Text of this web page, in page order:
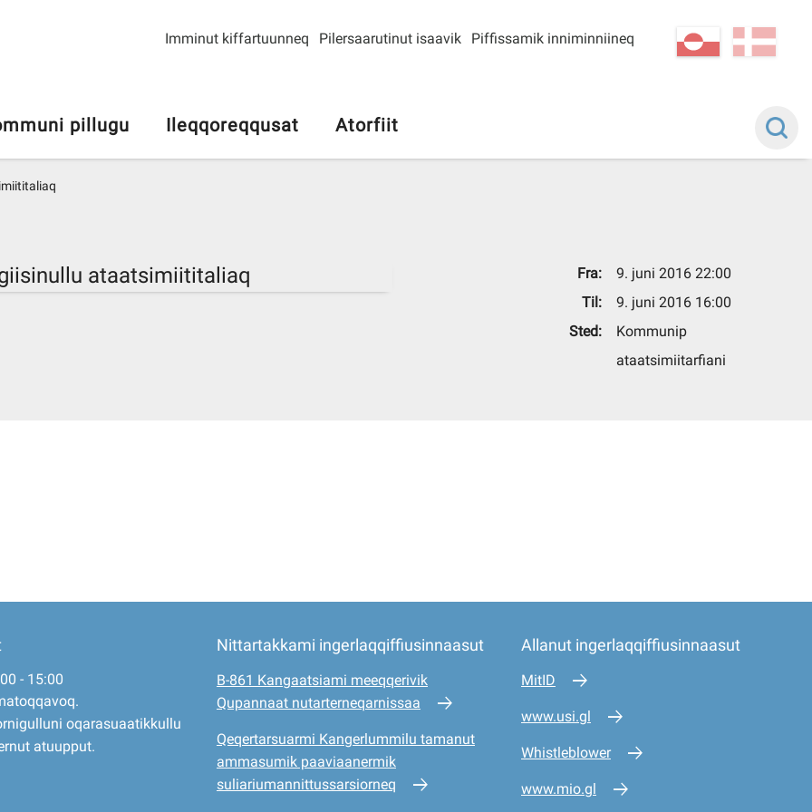
kl-GL
Imminut kiffartuunneq Pilersaarutinut isaavik Piffissamik inniminniineq
pillugu Ileqqoreqqusat Atorfiit
ataatsimiititaliaq Fra:
9. juni 2016 22:00
Til:
9. juni 2016 16:00
Sted:
Kommunip
ataatsimiitarfiani
- 15:00
oqarasuaatikkullu
atuupput.
Nittartakkami ingerlaqqiffiusinnaasut
B-861 Kangaatsiami meeqqerivik
Qupannaat nutarterneqarnissaa
Qeqertarsuarmi Kangerlummilu tamanut
ammasumik paaviaanermik
suliariumannittussarsiorneq
Allanut ingerlaqqiffiusinnaasut
MitID
www.usi.gl
Whistleblower
www.mio.gl